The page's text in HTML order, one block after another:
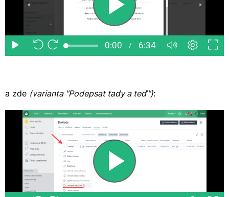
a zde (varianta "Podepsat tady a teď"):